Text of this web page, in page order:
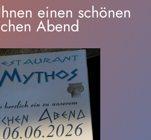
einen schönen
Abend